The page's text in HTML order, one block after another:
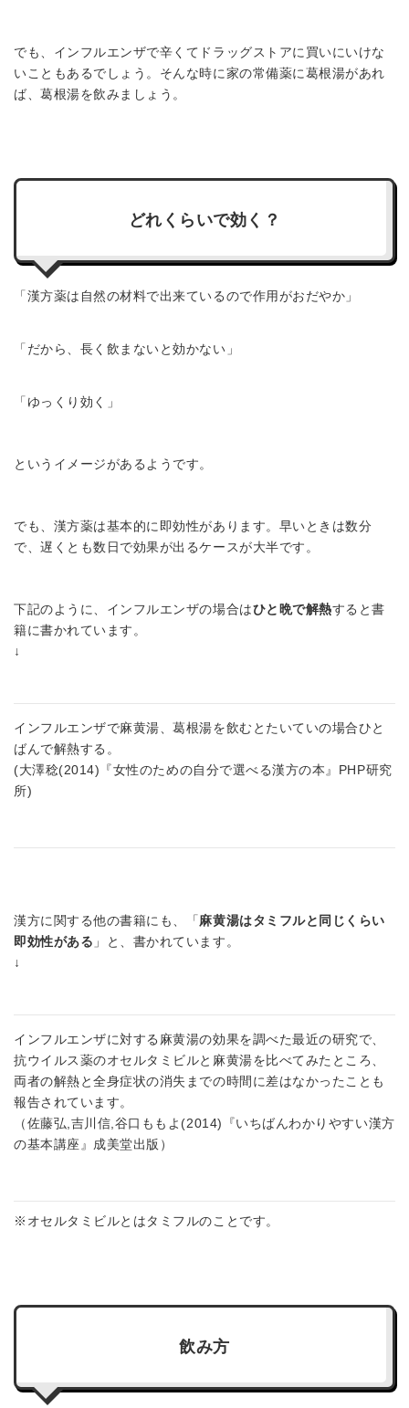
でも、インフルエンザで辛くてドラッグストアに買いにいけな
いこともあるでしょう。そんな時に家の常備薬に葛根湯があれ
ば、葛根湯を飲みましょう。
どれくらいで効く？
「漢方薬は自然の材料で出来ているので作用がおだやか」
「だから、長く飲まないと効かない」
「ゆっくり効く」
というイメージがあるようです。
でも、漢方薬は基本的に即効性があります。早いときは数分
で、遅くとも数日で効果が出るケースが大半です。
下記のように、インフルエンザの場合はひと晩で解熱すると書
籍に書かれています。
↓
インフルエンザで麻黄湯、葛根湯を飲むとたいていの場合ひと
ばんで解熱する。
(大澤稔(2014)『女性のための自分で選べる漢方の本』PHP研究
所)
漢方に関する他の書籍にも、「麻黄湯はタミフルと同じくらい
即効性がある 」と、書かれています。
↓
インフルエンザに対する麻黄湯の効果を調べた最近の研究で、
抗ウイルス薬のオセルタミビルと麻黄湯を比べてみたところ、
両者の解熱と全身症状の消失までの時間に差はなかったことも
報告されています。
（佐藤弘,吉川信,谷口ももよ(2014)『いちばんわかりやすい漢方
の基本講座』成美堂出版）
※オセルタミビルとはタミフルのことです。
飲み方